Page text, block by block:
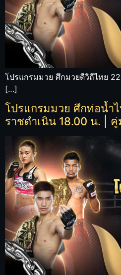
โปรแกรมมวย ศึกมวยดีวิถีไทย
[…]
โปรแกรมมวย ศึกท่อน้ำ
ราชดำเนิน 18.00 น. |